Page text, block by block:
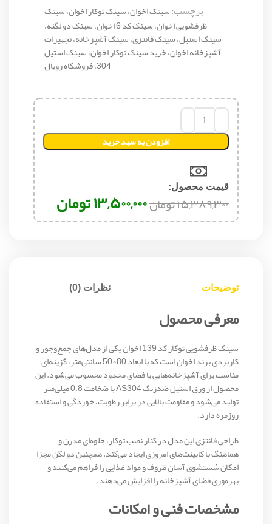
برچسب:سینک اخوان، سینک توکار اخوان، سینک
ظرفشویی اخوان، سینک کد 6 اخوان، سینک دو لگنه،
سینک استیل، سینک فانتزی، سینک آشپزخانه، تجهیزات
آشپزخانه اخوان، خرید سینک توکار اخوان، سینک استیل
304، فروشگاه رویال
افزودن به سبد خرید
قیمت محصول:​
۱۵,۳۸۹,۳۰۰تومان۱۳,۵۰۰,۰۰۰تومان
توضیحات نظرات (0)
معرفی محصول
سینک ظرفشویی توکار کد 139 اخوان یکی از مدل‌های جمع‌وجور و
کاربردی برند اخوان است که با ابعاد 80×50 سانتی‌متر، گزینه‌ای
مناسب برای آشپزخانه‌هایی با فضای محدود محسوب می‌شود. این
محصول از ورق استیل ضدزنگ AS304 با ضخامت 0.8 میلی‌متر
تولید می‌شود و مقاومت بالایی در برابر رطوبت، خوردگی و استفاده
روزمره دارد.
طراحی فانتزی این مدل در کنار نصب توکار، جلوه‌ای مدرن و
هماهنگ با کابینت‌های امروزی ایجاد می‌کند. همچنین دو لگن مجزا
امکان شستشوی آسان ظروف و مواد غذایی را فراهم می‌کنند و
بهره‌وری فضای آشپزخانه را افزایش می‌دهند.
مشخصات فنی و امکانات